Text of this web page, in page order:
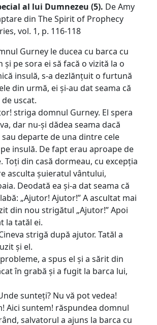
al lui Dumnezeu (5). De Amy
din The Spirit of Prophecy
vol. 1, p. 116-118
Gurney le ducea cu barca cu
și pe sora ei să facă o vizită la o
insulă, s-a dezlănțuit o furtună
din urmă, ei și-au dat seama că
uscat.
striga domnul Gurney. El spera
dar nu-și dădea seama dacă
departe de una dintre cele
insulă. De fapt erau aproape de
Toți din casă dormeau, cu excepția
asculta șuieratul vântului,
Deodată ea și-a dat seama că
„Ajutor! Ajutor!” A ascultat mai
din nou strigătul „Ajutor!” Apoi
la tatăl ei.
strigă după ajutor. Tatăl a
și el.
a spus el și a sărit din
în grabă și a fugit la barca lui,
sunteți? Nu vă pot vedea!
Aici suntem! răspundea domnul
salvatorul a ajuns la barca cu